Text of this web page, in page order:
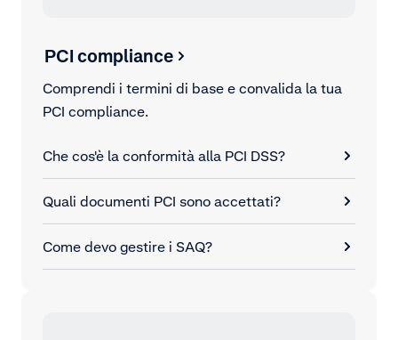
PCI compliance
Comprendi i termini di base e convalida la tua
PCI compliance.
Che cos'è la conformità alla PCI DSS?
Quali documenti PCI sono accettati?
Come devo gestire i SAQ?